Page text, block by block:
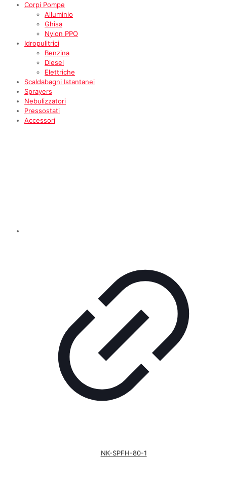
Corpi Pompe
Alluminio
Ghisa
Nylon PPO
Idropulitrici
Benzina
Diesel
Elettriche
Scaldabagni Istantanei
Sprayers
Nebulizzatori
Pressostati
Accessori
NK-SPFH-80-1